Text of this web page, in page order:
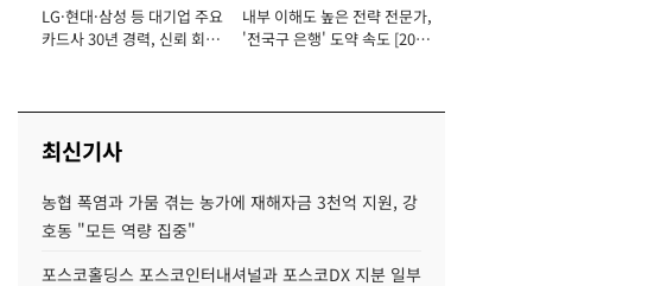
장
LG·현대·삼성 등 대기업 주요
카드사 30년 경력, 신뢰 회복
내부 이해도 높은 전략 전문가,
'전국구 은행' 도약 속도 [2026
최신기사
농협 폭염과 가뭄 겪는 농가에 재해자금 3천억 지원, 강
호동 "모든 역량 집중"
포스코홀딩스 포스코인터내셔널과 포스코DX 지분 일부